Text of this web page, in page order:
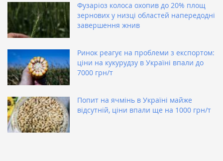
Фузаріоз колоса охопив до 20% площ
зернових у низці областей напередодні
завершення жнив
Ринок реагує на проблеми з експортом:
ціни на кукурудзу в Україні впали до
7000 грн/т
Попит на ячмінь в Україні майже
відсутній, ціни впали ще на 1000 грн/т